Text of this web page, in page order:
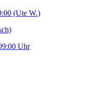
(Ute W.)
Uhr